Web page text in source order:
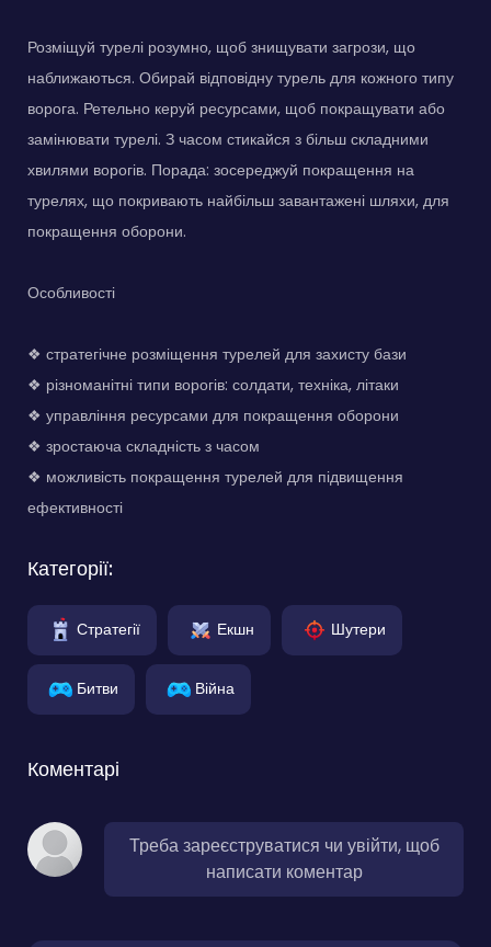
Розміщуй турелі розумно, щоб знищувати загрози, що
наближаються. Обирай відповідну турель для кожного типу
ворога. Ретельно керуй ресурсами, щоб покращувати або
замінювати турелі. З часом стикайся з більш складними
хвилями ворогів. Порада: зосереджуй покращення на
турелях, що покривають найбільш завантажені шляхи, для
покращення оборони.
Особливості
❖ стратегічне розміщення турелей для захисту бази
❖ різноманітні типи ворогів: солдати, техніка, літаки
❖ управління ресурсами для покращення оборони
❖ зростаюча складність з часом
❖ можливість покращення турелей для підвищення
ефективності
Категорії:
Стратегії Екшн Шутери
Битви Війна
Коментарі
Треба зареєструватися чи увійти, щоб
написати коментар